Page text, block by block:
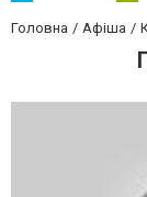
Головна Афіша